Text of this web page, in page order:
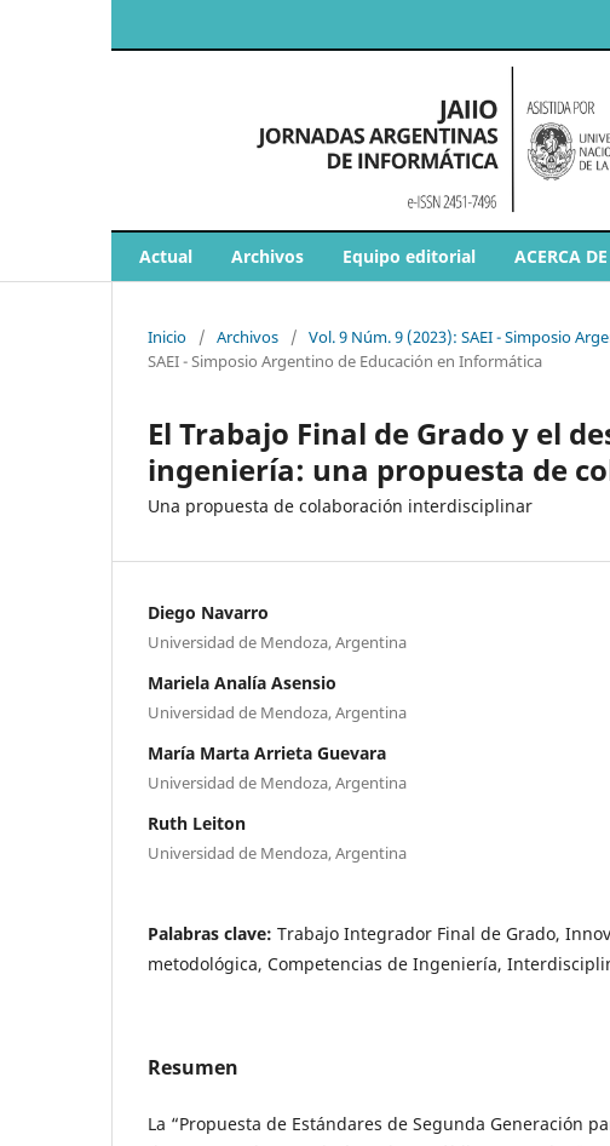
Actual Archivos Equipo editorial ACERCA DE
Inicio / Archivos / Vol. 9 Núm. 9 (2023): SAEI - Simposio
SAEI - Simposio Argentino de Educación en Informática
El Trabajo Final de Grado y el
ingeniería: una propuesta de
Una propuesta de colaboración interdisciplinar
Diego Navarro
Universidad de Mendoza, Argentina
Mariela Analía Asensio
Universidad de Mendoza, Argentina
María Marta Arrieta Guevara
Universidad de Mendoza, Argentina
Ruth Leiton
Universidad de Mendoza, Argentina
Palabras clave: Trabajo Integrador Final de Grado,
metodológica, Competencias de Ingeniería,
Resumen
La “Propuesta de Estándares de Segunda Generación